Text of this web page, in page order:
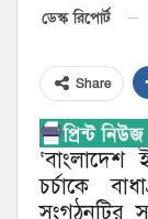
ডেস্ক রিপোর্ট
Share
‘বাংলাদেশ
চর্চাকে
সংগঠনটির